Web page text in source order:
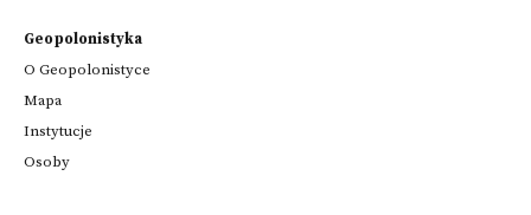
Geopolonistyka
O Geopolonistyce
Mapa
Instytucje
Osoby